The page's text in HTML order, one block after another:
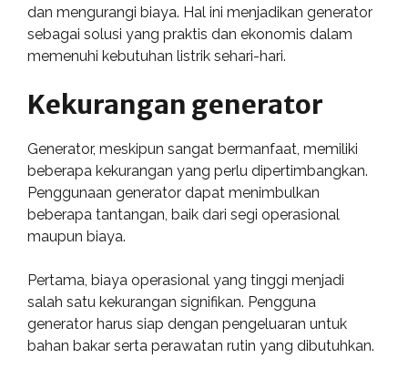
dan mengurangi biaya. Hal ini menjadikan generator
sebagai solusi yang praktis dan ekonomis dalam
memenuhi kebutuhan listrik sehari-hari.
Kekurangan generator
Generator, meskipun sangat bermanfaat, memiliki
beberapa kekurangan yang perlu dipertimbangkan.
Penggunaan generator dapat menimbulkan
beberapa tantangan, baik dari segi operasional
maupun biaya.
Pertama, biaya operasional yang tinggi menjadi
salah satu kekurangan signifikan. Pengguna
generator harus siap dengan pengeluaran untuk
bahan bakar serta perawatan rutin yang dibutuhkan.